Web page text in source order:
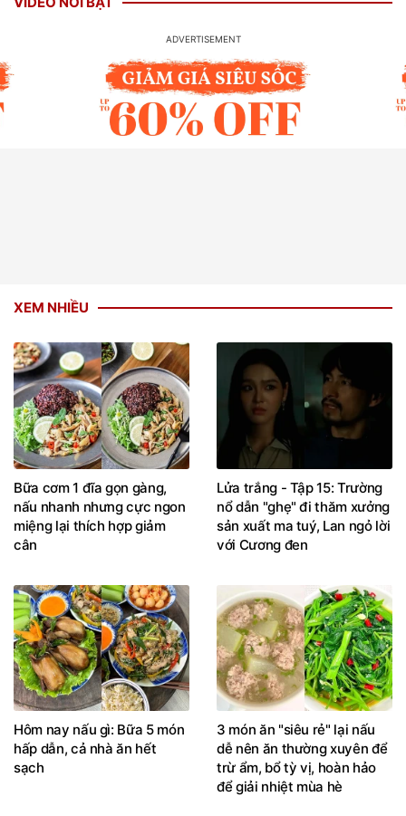
XEM NHIỀU
Bữa cơm 1 đĩa gọn gàng,
nấu nhanh nhưng cực ngon
miệng lại thích hợp giảm
cân
Lửa trắng - Tập 15: Trường
nổ dẫn "ghẹ" đi thăm xưởng
sản xuất ma tuý, Lan ngỏ lời
với Cương đen
Hôm nay nấu gì: Bữa 5 món
hấp dẫn, cả nhà ăn hết
sạch
3 món ăn "siêu rẻ" lại nấu
dễ nên ăn thường xuyên để
trừ ẩm, bổ tỳ vị, hoàn hảo
để giải nhiệt mùa hè